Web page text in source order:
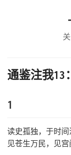
通鉴注我13
1
读史孤独，于时间
见苍生万民，见